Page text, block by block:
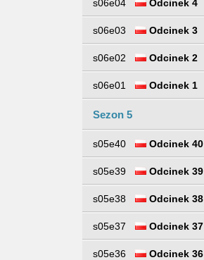
s06e04 Odcinek 4
s06e03 Odcinek 3
s06e02 Odcinek 2
s06e01 Odcinek 1
Sezon 5
s05e40 Odcinek 40
s05e39 Odcinek 39
s05e38 Odcinek 38
s05e37 Odcinek 37
s05e36 Odcinek 36